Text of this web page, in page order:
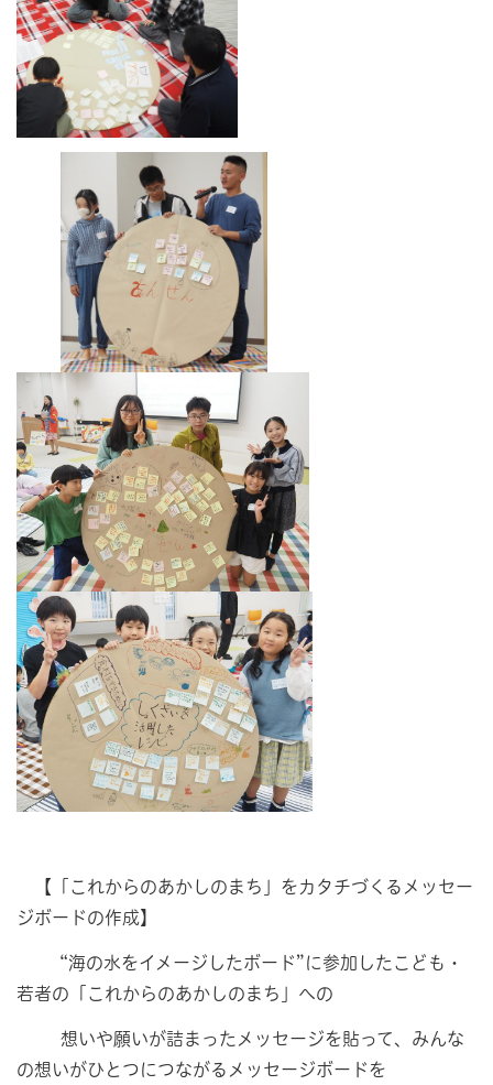
【「これからのあかしのまち」をカタチづくるメッセー
ジボードの作成】
“海の水をイメージしたボード”に参加したこども・
若者の「これからのあかしのまち」への
想いや願いが詰まったメッセージを貼って、みんな
の想いがひとつにつながるメッセージボードを